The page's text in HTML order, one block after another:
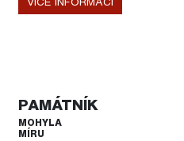
PAMÁTNÍK
MOHYLA
MÍRU